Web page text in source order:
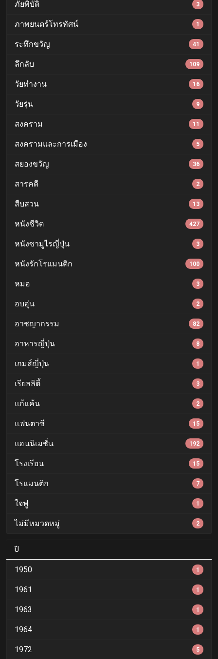
ภัยพิบัติ 3
ภาพยนตร์โทรทัศน์ 1
ระทึกขวัญ 41
ลึกลับ 109
วัยทำงาน 16
วัยรุ่น 9
สงคราม 11
สงครามและการเมือง 5
สยองขวัญ 36
สารคดี 2
สืบสวน 13
หนังชีวิต 427
หนังซามูไรญี่ปุ่น 3
หนังรักโรแมนติก 100
หมอ 3
อบอุ่น 2
อาชญากรรม 82
อาหารญี่ปุ่น 8
เกมส์ญี่ปุ่น 1
เรียลลิตี้ 3
แก้แค้น 2
แฟนตาซี 15
แอนนิเมชั่น 192
โรงเรียน 15
โรแมนติก 7
ใจฟู 1
ไม่มีหมวดหมู่ 2
ปี
1950 1
1961 1
1963 1
1964 1
1972 5